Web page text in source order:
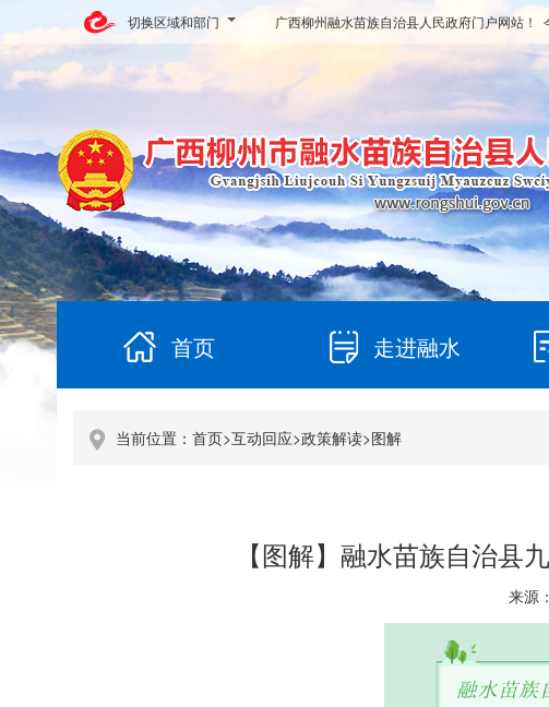
切换区域和部门 广西柳州融水苗族自治县人民政府门户网站！
首页 走进融水
当前位置： 首页>互动回应>政策解读>图解
【图解】融水苗族自治县
来源